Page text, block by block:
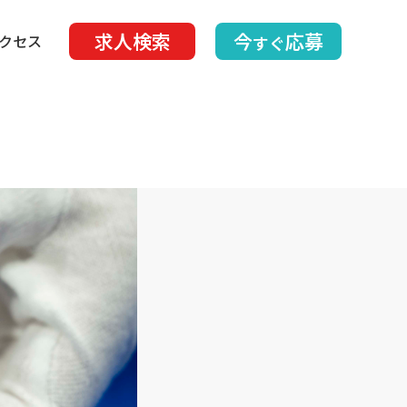
セス 求人検索 今すぐ応募